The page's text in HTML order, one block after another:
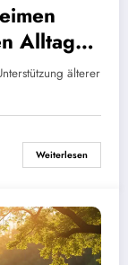
Alltag
älterer
Weiterlesen